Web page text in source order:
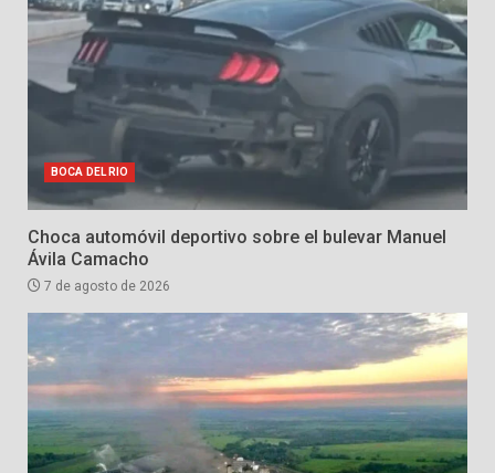
BOCA DEL RIO
Choca automóvil deportivo sobre el bulevar Manuel
Ávila Camacho
7 de agosto de 2026